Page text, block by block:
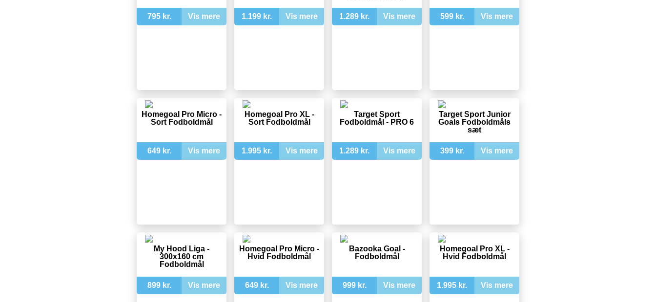
795 kr. Vis mere 1.199 kr. Vis mere 1.289 kr. Vis mere 599 kr. Vis mere
Homegoal Pro Micro -
Sort Fodboldmål
649 kr. Vis mere
Homegoal Pro XL -
Sort Fodboldmål
1.995 kr. Vis mere
Target Sport
Fodboldmål - PRO 6
1.289 kr. Vis mere
Target Sport Junior
Goals Fodboldmåls
sæt
399 kr. Vis mere
My Hood Liga -
300x160 cm
Fodboldmål
899 kr. Vis mere
Homegoal Pro Micro -
Hvid Fodboldmål
649 kr. Vis mere
Bazooka Goal -
Fodboldmål
999 kr. Vis mere
Homegoal Pro XL -
Hvid Fodboldmål
1.995 kr. Vis mere